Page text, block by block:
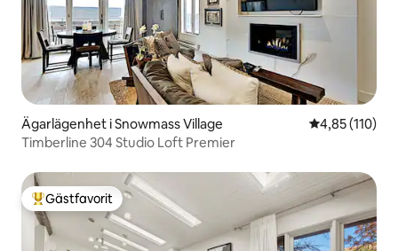
Ägarlägenhet i Snowmass Village 4,85 av 5 i
4,85 (110)
Timberline 304 Studio Loft Premier
Populär gästfavorit
Gästfavorit